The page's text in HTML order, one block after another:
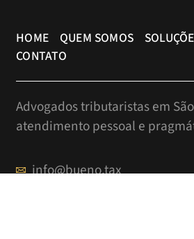
HOME QUEM SOMOS
CONTATO
Advogados tributaristas em
atendimento pessoal e
info@bueno.tax